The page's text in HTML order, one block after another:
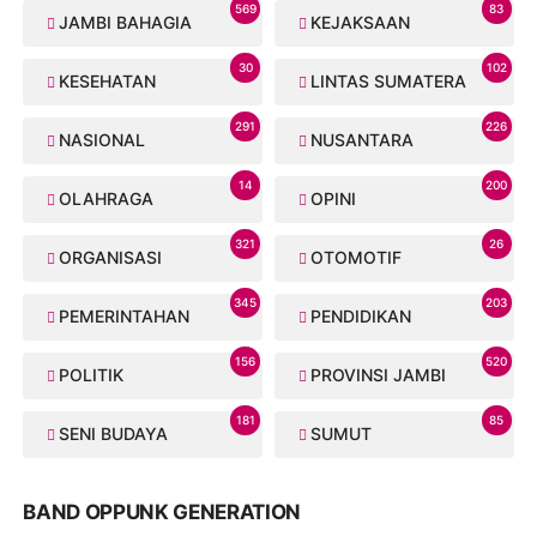
JAMBI BAHAGIA
569
KEJAKSAAN
83
KESEHATAN
30
LINTAS SUMATERA
102
NASIONAL
291
NUSANTARA
226
OLAHRAGA
14
OPINI
200
ORGANISASI
321
OTOMOTIF
26
PEMERINTAHAN
345
PENDIDIKAN
203
POLITIK
156
PROVINSI JAMBI
520
SENI BUDAYA
181
SUMUT
85
BAND OPPUNK GENERATION